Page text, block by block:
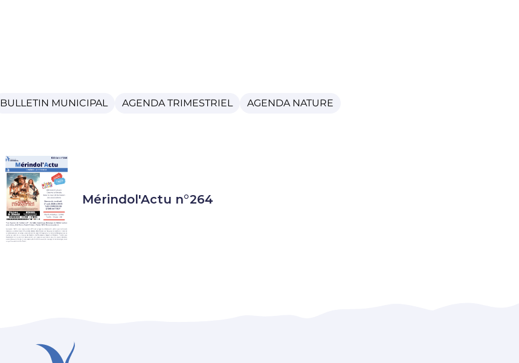
BULLETIN MUNICIPAL AGENDA TRIMESTRIEL AGENDA NATURE
Mérindol'Actu n°264